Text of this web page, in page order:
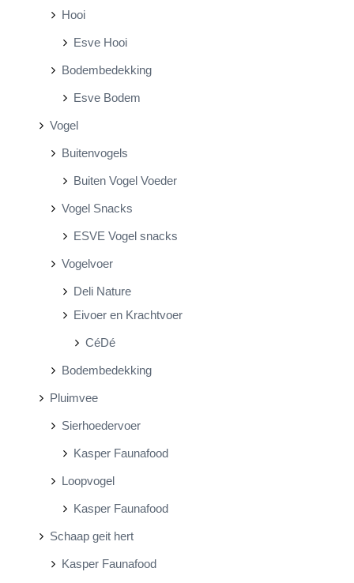
Hooi
Esve Hooi
Bodembedekking
Esve Bodem
Vogel
Buitenvogels
Buiten Vogel Voeder
Vogel Snacks
ESVE Vogel snacks
Vogelvoer
Deli Nature
Eivoer en Krachtvoer
CéDé
Bodembedekking
Pluimvee
Sierhoedervoer
Kasper Faunafood
Loopvogel
Kasper Faunafood
Schaap geit hert
Kasper Faunafood